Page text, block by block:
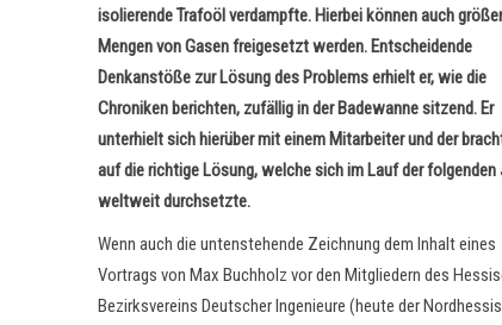
isolierende Trafoöl verdampfte. Hierbei können auch
Mengen von Gasen freigesetzt werden. Entscheidende
Denkanstöße zur Lösung des Problems erhielt er, wie die
Chroniken berichten, zufällig in der Badewanne sitzend. Er
unterhielt sich hierüber mit einem Mitarbeiter und der
auf die richtige Lösung, welche sich im Lauf der folgenden
weltweit durchsetzte.
Wenn auch die untenstehende Zeichnung dem Inhalt eines
Vortrags von Max Buchholz vor den Mitgliedern des
Bezirksvereins Deutscher Ingenieure (heute der